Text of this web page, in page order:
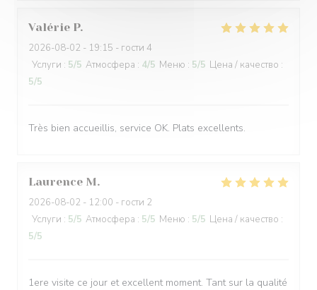
Valérie P
2026-08-02 - 19:15 - гости 4
Услуги : 5/5 Атмосфера : 4/5 Меню : 5/5 Цена / качество :
5/5
Très bien accueillis, service OK. Plats excellents.
Laurence M
2026-08-02 - 12:00 - гости 2
Услуги : 5/5 Атмосфера : 5/5 Меню : 5/5 Цена / качество :
5/5
1ere visite ce jour et excellent moment. Tant sur la qualité